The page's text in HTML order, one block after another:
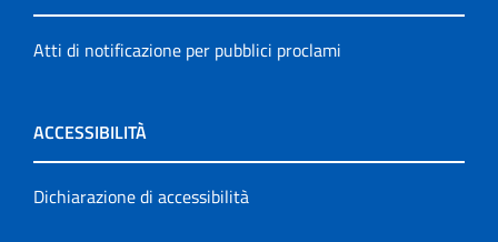
Atti di notificazione per pubblici proclami
ACCESSIBILITÀ
Dichiarazione di accessibilità